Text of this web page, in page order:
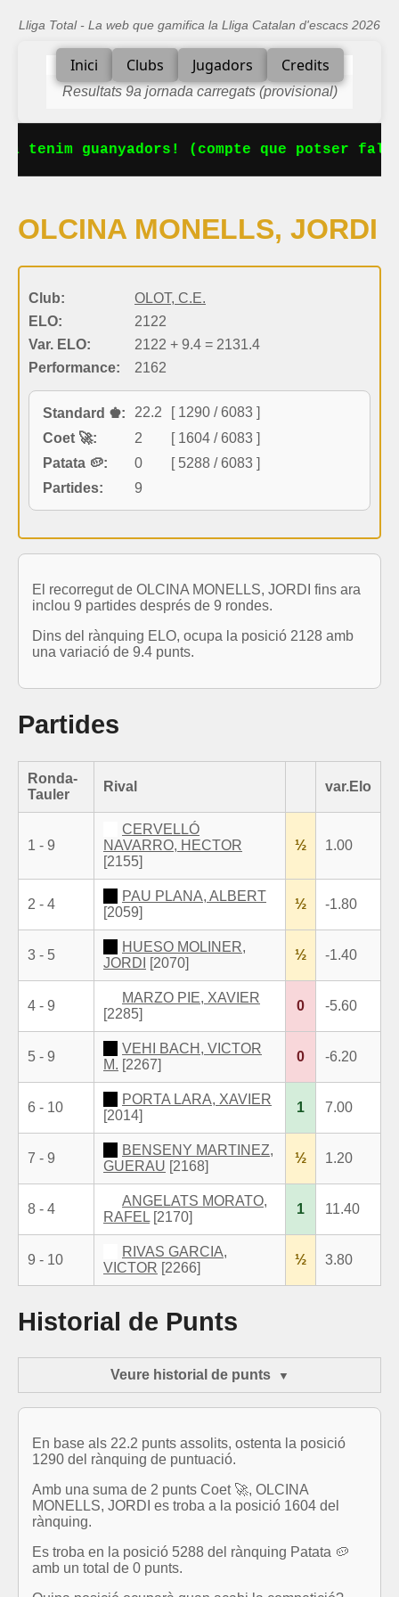
Lliga Total - La web que gamifica la Lliga Catalan d'escacs 2026
Inici Clubs Jugadors Credits
Resultats 9a jornada carregats (provisional)
tenim guanyadors! (compte que potser
OLCINA MONELLS, JORDI
Club:
OLOT, C.E.
ELO:
2122
Var. ELO:
2122 + 9.4 = 2131.4
Performance:
2162
Standard ♚: 22.2
[ 1290 / 6083 ]
Coet 🚀:
2
[ 1604 / 6083 ]
Patata 🥔:
0
[ 5288 / 6083 ]
Partides:
9
El recorregut de OLCINA MONELLS, JORDI fins ara
inclou 9 partides després de 9 rondes.
Dins del rànquing ELO, ocupa la posició 2128 amb
una variació de 9.4 punts.
Partides
Ronda-
Tauler
Rival var.Elo
1 - 9
CERVELLÓ
NAVARRO, HECTOR
[2155]
½ 1.00
2 - 4
PAU PLANA, ALBERT
[2059]
½ -1.80
3 - 5
HUESO MOLINER,
JORDI
[2070]
½ -1.40
4 - 9
MARZO PIE, XAVIER
[2285]
0 -5.60
5 - 9
VEHI BACH, VICTOR
M. [2267]
0 -6.20
6 - 10
PORTA LARA, XAVIER
[2014]
1 7.00
7 - 9
BENSENY MARTINEZ,
GUERAU [2168]
½ 1.20
8 - 4
ANGELATS MORATO,
RAFEL [2170]
1 11.40
9 - 10
RIVAS GARCIA,
VICTOR [2266]
½ 3.80
Historial de Punts
Veure historial de punts
En base als 22.2 punts assolits, ostenta la posició
1290 del rànquing de puntuació.
Amb una suma de 2 punts Coet 🚀, OLCINA
MONELLS, JORDI es troba a la posició 1604 del
rànquing.
Es troba en la posició 5288 del rànquing Patata 🥔
amb un total de 0 punts.